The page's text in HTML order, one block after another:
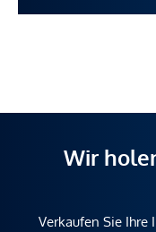
Wir
Verkaufen Sie